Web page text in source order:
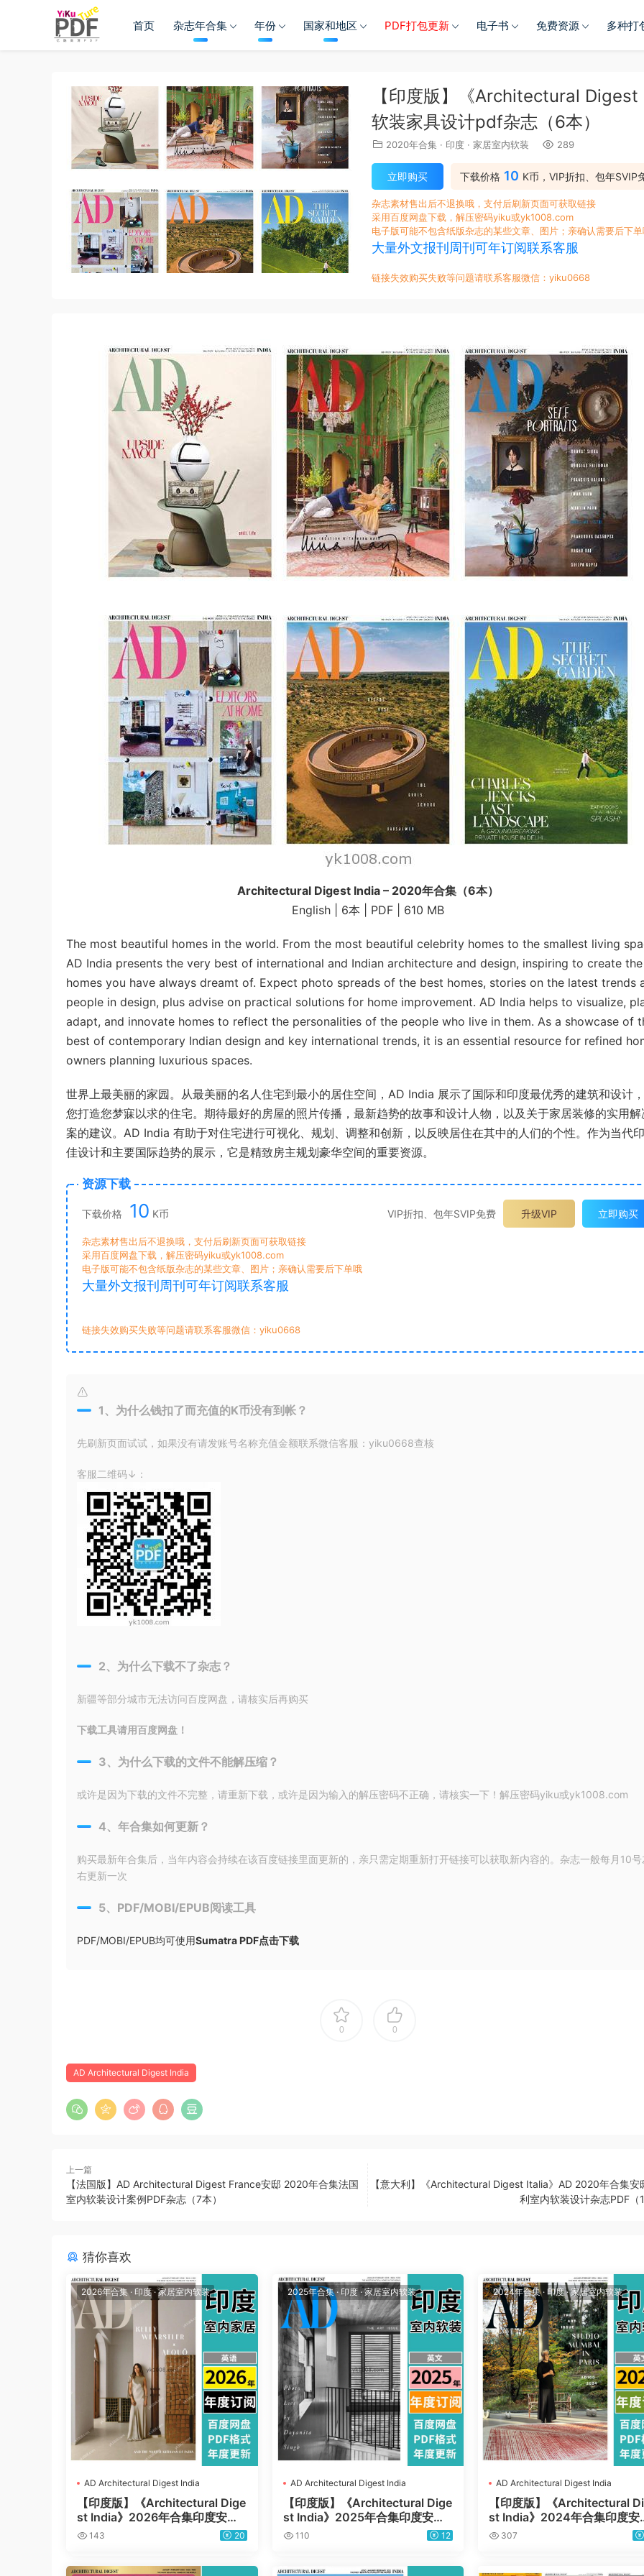
首页 杂志年合集 年份 国家和地区 PDF打包更新 电子书 免费资源 多种打
【印度版】《Architectural
软装家具设计pdf杂志（6本）
2020年合集 · 印度 · 家居室内软装 289
下载价格 10 K币，VIP折扣、包年SVIP
立即购买
杂志素材售出后不退换哦，支付后刷新页面可获取链接
采用百度网盘下载，解压密码yiku或yk1008.com
电子版可能不包含纸版杂志的某些文章、图片；亲确认需要后下
大量外文报刊周刊可年订阅联系客服
链接失效购买失败等问题请联系客服微信：yiku0668
Architectural Digest India – 2020年合集（6本）
English | 6本 | PDF | 610 MB
The most beautiful homes in the world. From the most beautiful celebrity homes to the smallest living
AD India presents the very best of international and Indian architecture and design, inspiring to create the
homes you have always dreamt of. Expect photo spreads of the best homes, stories on the latest trends
people in design, plus advise on practical solutions for home improvement. AD India helps to visualize,
adapt, and innovate homes to reflect the personalities of the people who live in them. As a showcase of
best of contemporary Indian design and key international trends, it is an essential resource for refined
owners planning luxurious spaces.
世界上最美丽的家园。从最美丽的名人住宅到最小的居住空间，AD India 展示了国际和印度最优秀的建筑和设计
您打造您梦寐以求的住宅。期待最好的房屋的照片传播，最新趋势的故事和设计人物，以及关于家居装修的实用解
案的建议。AD India 有助于对住宅进行可视化、规划、调整和创新，以反映居住在其中的人们的个性。作为当代
佳设计和主要国际趋势的展示，它是精致房主规划豪华空间的重要资源。
资源下载
下载价格 10 K币 VIP折扣、包年SVIP免费 升级VIP 立即购买
杂志素材售出后不退换哦，支付后刷新页面可获取链接
采用百度网盘下载，解压密码yiku或yk1008.com
电子版可能不包含纸版杂志的某些文章、图片；亲确认需要后下单哦
大量外文报刊周刊可年订阅联系客服
链接失效购买失败等问题请联系客服微信：yiku0668
1、为什么钱扣了而充值的K币没有到帐？
先刷新页面试试，如果没有请发账号名称充值金额联系微信客服：yiku0668查核
客服二维码↓：
2、为什么下载不了杂志？
新疆等部分城市无法访问百度网盘，请核实后再购买
下载工具请用百度网盘！
3、为什么下载的文件不能解压缩？
或许是因为下载的文件不完整，请重新下载，或许是因为输入的解压密码不正确，请核实一下！解压密码yiku或yk1008.com
4、年合集如何更新？
购买最新年合集后，当年内容会持续在该百度链接里面更新的，亲只需定期重新打开链接可以获取新内容的。杂志一般每月10号
右更新一次
5、PDF/MOBI/EPUB阅读工具
PDF/MOBI/EPUB均可使用Sumatra PDF点击下载
0 0
AD Architectural Digest India
上一篇
【法国版】AD Architectural Digest France安邸 2020年合集法国
室内软装设计案例PDF杂志（7本）
【意大利】《Architectural Digest Italia》AD 2020年合集安
利室内软装设计杂志PDF（
猜你喜欢
2026年合集· 印度·家居室内软装
AD Architectural Digest India
【印度版】《Architectural Dige
st India》2026年合集印度安邸
家居装饰软装家具设计pdf杂志
143 20
2025年合集·印度·家居室内软装
AD Architectural Digest India
【印度版】《Architectural Dige
st India》2025年合集印度安邸
家居装饰软装家具设计pdf杂志
110 12
2024年合集·印度·家居室内软装
AD Architectural Digest India
【印度版】《Architectural
st India》2024年合集印度安
家居装饰软装家具设计pdf杂
307